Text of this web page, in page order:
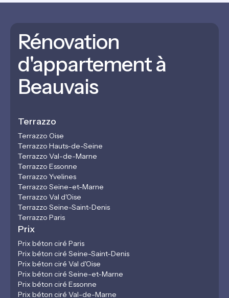
Rénovation
d'appartement à
Beauvais
Terrazzo
Terrazzo Oise
Terrazzo Hauts-de-Seine
Terrazzo Val-de-Marne
Terrazzo Essonne
Terrazzo Yvelines
Terrazzo Seine-et-Marne
Terrazzo Val d'Oise
Terrazzo Seine-Saint-Denis
Terrazzo Paris
Prix
Prix béton ciré Paris
Prix béton ciré Seine-Saint-Denis
Prix béton ciré Val d'Oise
Prix béton ciré Seine-et-Marne
Prix béton ciré Essonne
Prix béton ciré Val-de-Marne